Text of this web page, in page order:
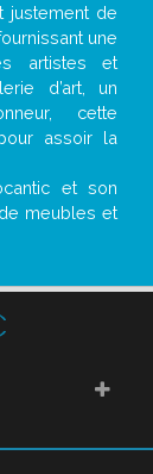
justement de
une
artistes et
d’art, un
cette
assoir la
et son
meubles et